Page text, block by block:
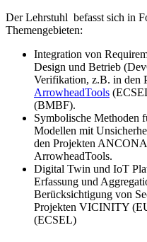
Der Lehrstuhl befasst sich in
Themengebieten:
Integration von
Design und Betrieb
Verifikation, z.B. in den
ArrowheadTools
(BMBF).
Symbolische Methoden
Modellen mit
den Projekten
ArrowheadTools.
Digital Twin und IoT
Erfassung und
Berücksichtigung von
Projekten VICINITY
(ECSEL)